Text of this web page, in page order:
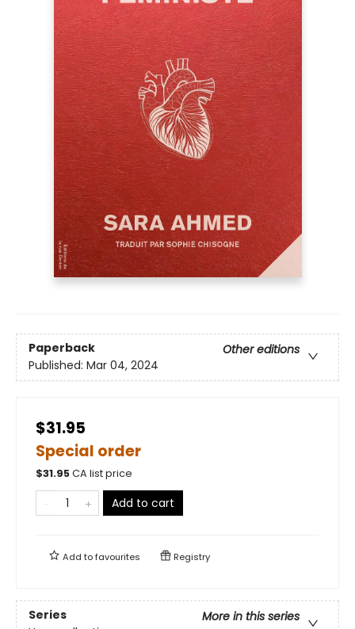
Paperback
Other editions
Published: Mar 04, 2024
$31.95
Special order
$31.95CA list price
Add to cart
Add tofavourites Registry
Series
More in this series